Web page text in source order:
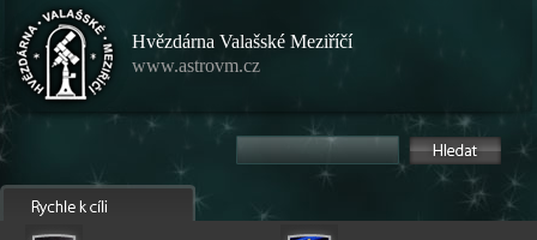
Hvězdárna Valašské Meziříčí
www.astrovm.cz